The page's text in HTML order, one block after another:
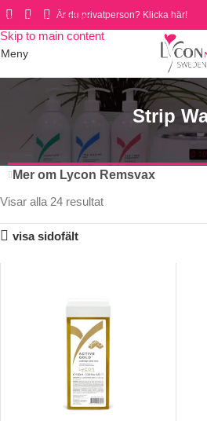
Skip to navigation
Skip to main content
Är du privatperson? Klicka här!
Meny
Strip
Mer om Lycon Remsvax
Visar alla 24 resultat
visa sidofält